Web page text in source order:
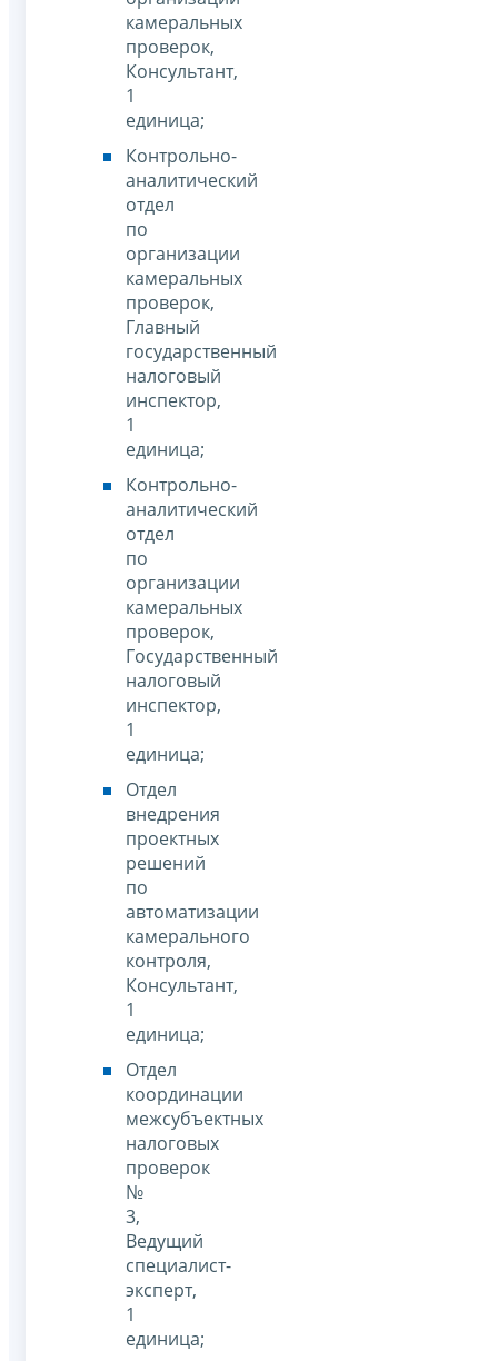
камеральных
проверок,
Консультант,
1
единица;
Контрольно-
аналитический
отдел
по
организации
камеральных
проверок,
Главный
государственный
налоговый
инспектор,
1
единица;
Контрольно-
аналитический
отдел
по
организации
камеральных
проверок,
Государственный
налоговый
инспектор,
1
единица;
Отдел
внедрения
проектных
решений
по
автоматизации
камерального
контроля,
Консультант,
1
единица;
Отдел
координации
межсубъектных
налоговых
проверок
№
3,
Ведущий
специалист-
эксперт,
1
единица;